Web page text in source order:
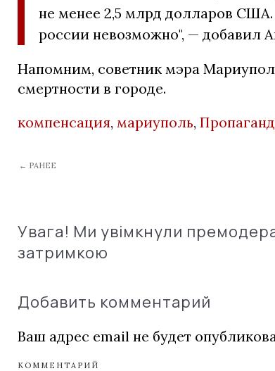
не менее 2,5 млрд долларов
россии невозможно", — добавил
Напомним, советник мэра
смертности в городе.
компенсация, мариуполь,
← РАНЕЕ
Увага! Ми увімкнули
затримкою
Добавить комментарий
Ваш адрес email не будет
КОММЕНТАРИЙ